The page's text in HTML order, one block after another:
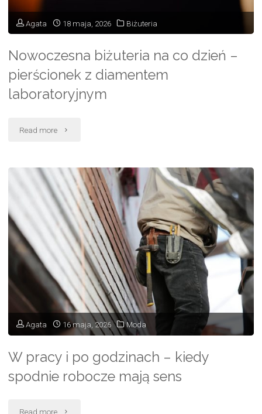
Agata 18 maja, 2026 Biżuteria
Nowoczesna biżuteria na co dzień –
pierścionek z diamentem
laboratoryjnym
Read more "Nowoczesna
na
co
dzień
pierścionek
z
diamentem
Agata 16 maja, 2026 Moda
W pracy i po godzinach – kiedy
spodnie robocze mają sens
Read more "W